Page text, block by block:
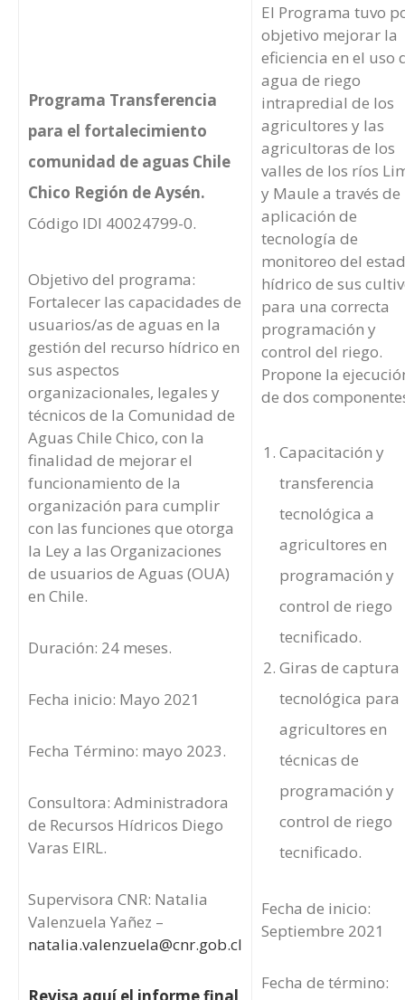
Programa Transferencia
para el fortalecimiento
comunidad de aguas Chile
Chico Región de Aysén.
Código IDI 40024799-0.
Objetivo del programa:
Fortalecer las capacidades de
usuarios/as de aguas en la
gestión del recurso hídrico en
sus aspectos
organizacionales, legales y
técnicos de la Comunidad de
Aguas Chile Chico, con la
finalidad de mejorar el
funcionamiento de la
organización para cumplir
con las funciones que otorga
la Ley a las Organizaciones
de usuarios de Aguas (OUA)
en Chile.
Duración: 24 meses.
Fecha inicio: Mayo 2021
Fecha Término: mayo 2023.
Consultora: Administradora
de Recursos Hídricos Diego
Varas EIRL.
Supervisora CNR: Natalia
Valenzuela Yañez –
natalia.valenzuela@cnr.gob.cl
Revisa aquí el informe final
El Programa tuvo
objetivo mejorar la
eficiencia en el uso
agua de riego
intrapredial de los
agricultores y las
agricultoras de los
valles de los ríos
y Maule a través de
aplicación de
tecnología de
monitoreo del
hídrico de sus
para una correcta
programación y
control del riego.
Propone la
de dos
Capacitación y
transferencia
tecnológica a
agricultores en
programación y
control de riego
tecnificado.
Giras de captura
tecnológica para
agricultores en
técnicas de
programación y
control de riego
tecnificado.
Fecha de inicio:
Septiembre 2021
Fecha de término: